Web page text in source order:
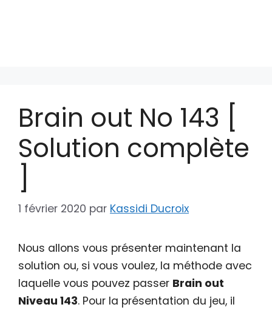
Brain out No 143 [
Solution complète
1 février 2020 par Kassidi Ducroix
Nous allons vous présenter maintenant la
solution ou, si vous voulez, la méthode avec
laquelle vous pouvez passer Brain out
Niveau 143. Pour la présentation du jeu, il